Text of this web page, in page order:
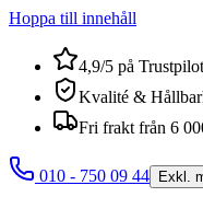
Hoppa till innehåll
4,9/5 på Trustpilot
Kvalité &
Fri frakt från 6
010 - 750 09 44 Exkl.